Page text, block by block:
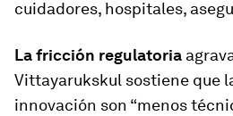
cuidadores, hospitales,
La fricción regulatoria
Vittayarukskul sostiene que
innovación son “menos